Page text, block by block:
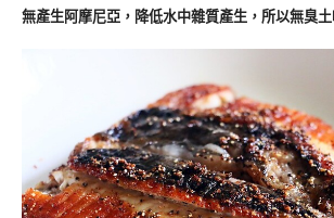
無產生阿摩尼亞，降低水中雜質產生，所以無臭